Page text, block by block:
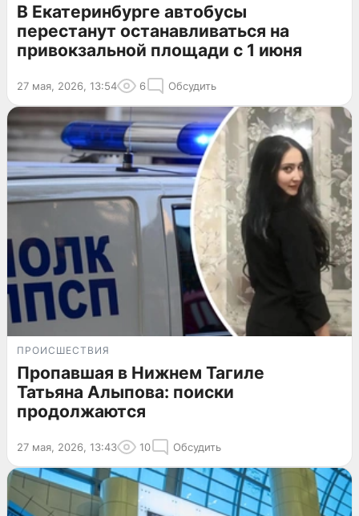
В Екатеринбурге автобусы
перестанут останавливаться на
привокзальной площади с 1 июня
27 мая, 2026, 13:54 6 Обсудить
ПРОИСШЕСТВИЯ
Пропавшая в Нижнем Тагиле
Татьяна Алыпова: поиски
продолжаются
27 мая, 2026, 13:43 10 Обсудить